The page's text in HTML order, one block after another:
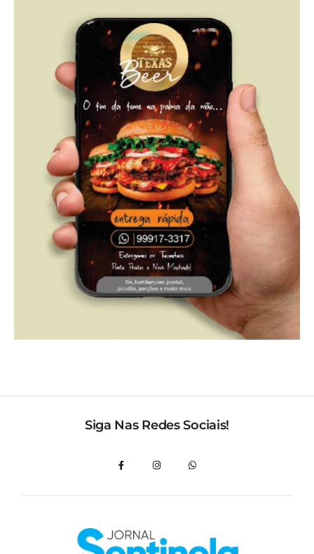
Siga Nas Redes Sociais!